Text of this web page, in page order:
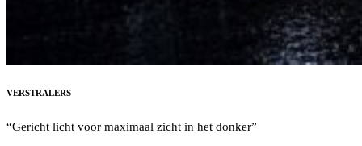
VERSTRALERS
“Gericht licht voor maximaal zicht in het donker”